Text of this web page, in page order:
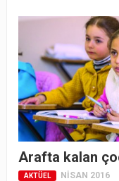
Arafta kalan
AKTÜEL NISAN 2016